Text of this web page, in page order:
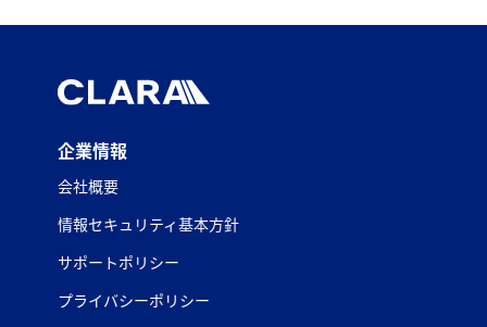
企業情報
会社概要
情報セキュリティ基本方針
サポートポリシー
プライバシーポリシー